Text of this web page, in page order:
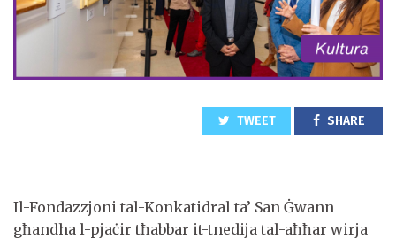
TWEET SHARE
Il-Fondazzjoni tal-Konkatidral ta’ San Ġwann
għandha l-pjaċir tħabbar it-tnedija tal-aħħar wirja